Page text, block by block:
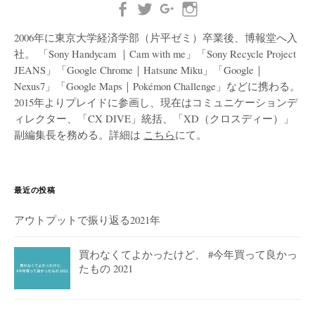
2006年に東京大学経済学部（片平ゼミ）卒業後、博報堂へ入
社。 「Sony Handycam ｜Cam with me」「Sony Recycle Project
JEANS」「Google Chrome｜Hatsune Miku」「Google｜
Nexus7」「Google Maps｜Pokémon Challenge」などに携わる。
2015年よりプレイドに参画し、現在はコミュニケーションデ
ィレクター、「CX DIVE」統括、「XD（クロスディー）」
副編集長を務める。詳細は こちらにて。
最近の投稿
アウトプットで振り返る2021年
買わなくてよかったけど、 #今年買って良かっ
たもの 2021